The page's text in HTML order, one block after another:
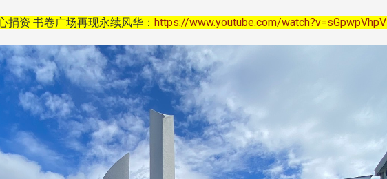
捐资 书卷广场再现永续风华： https://www.youtube.com/